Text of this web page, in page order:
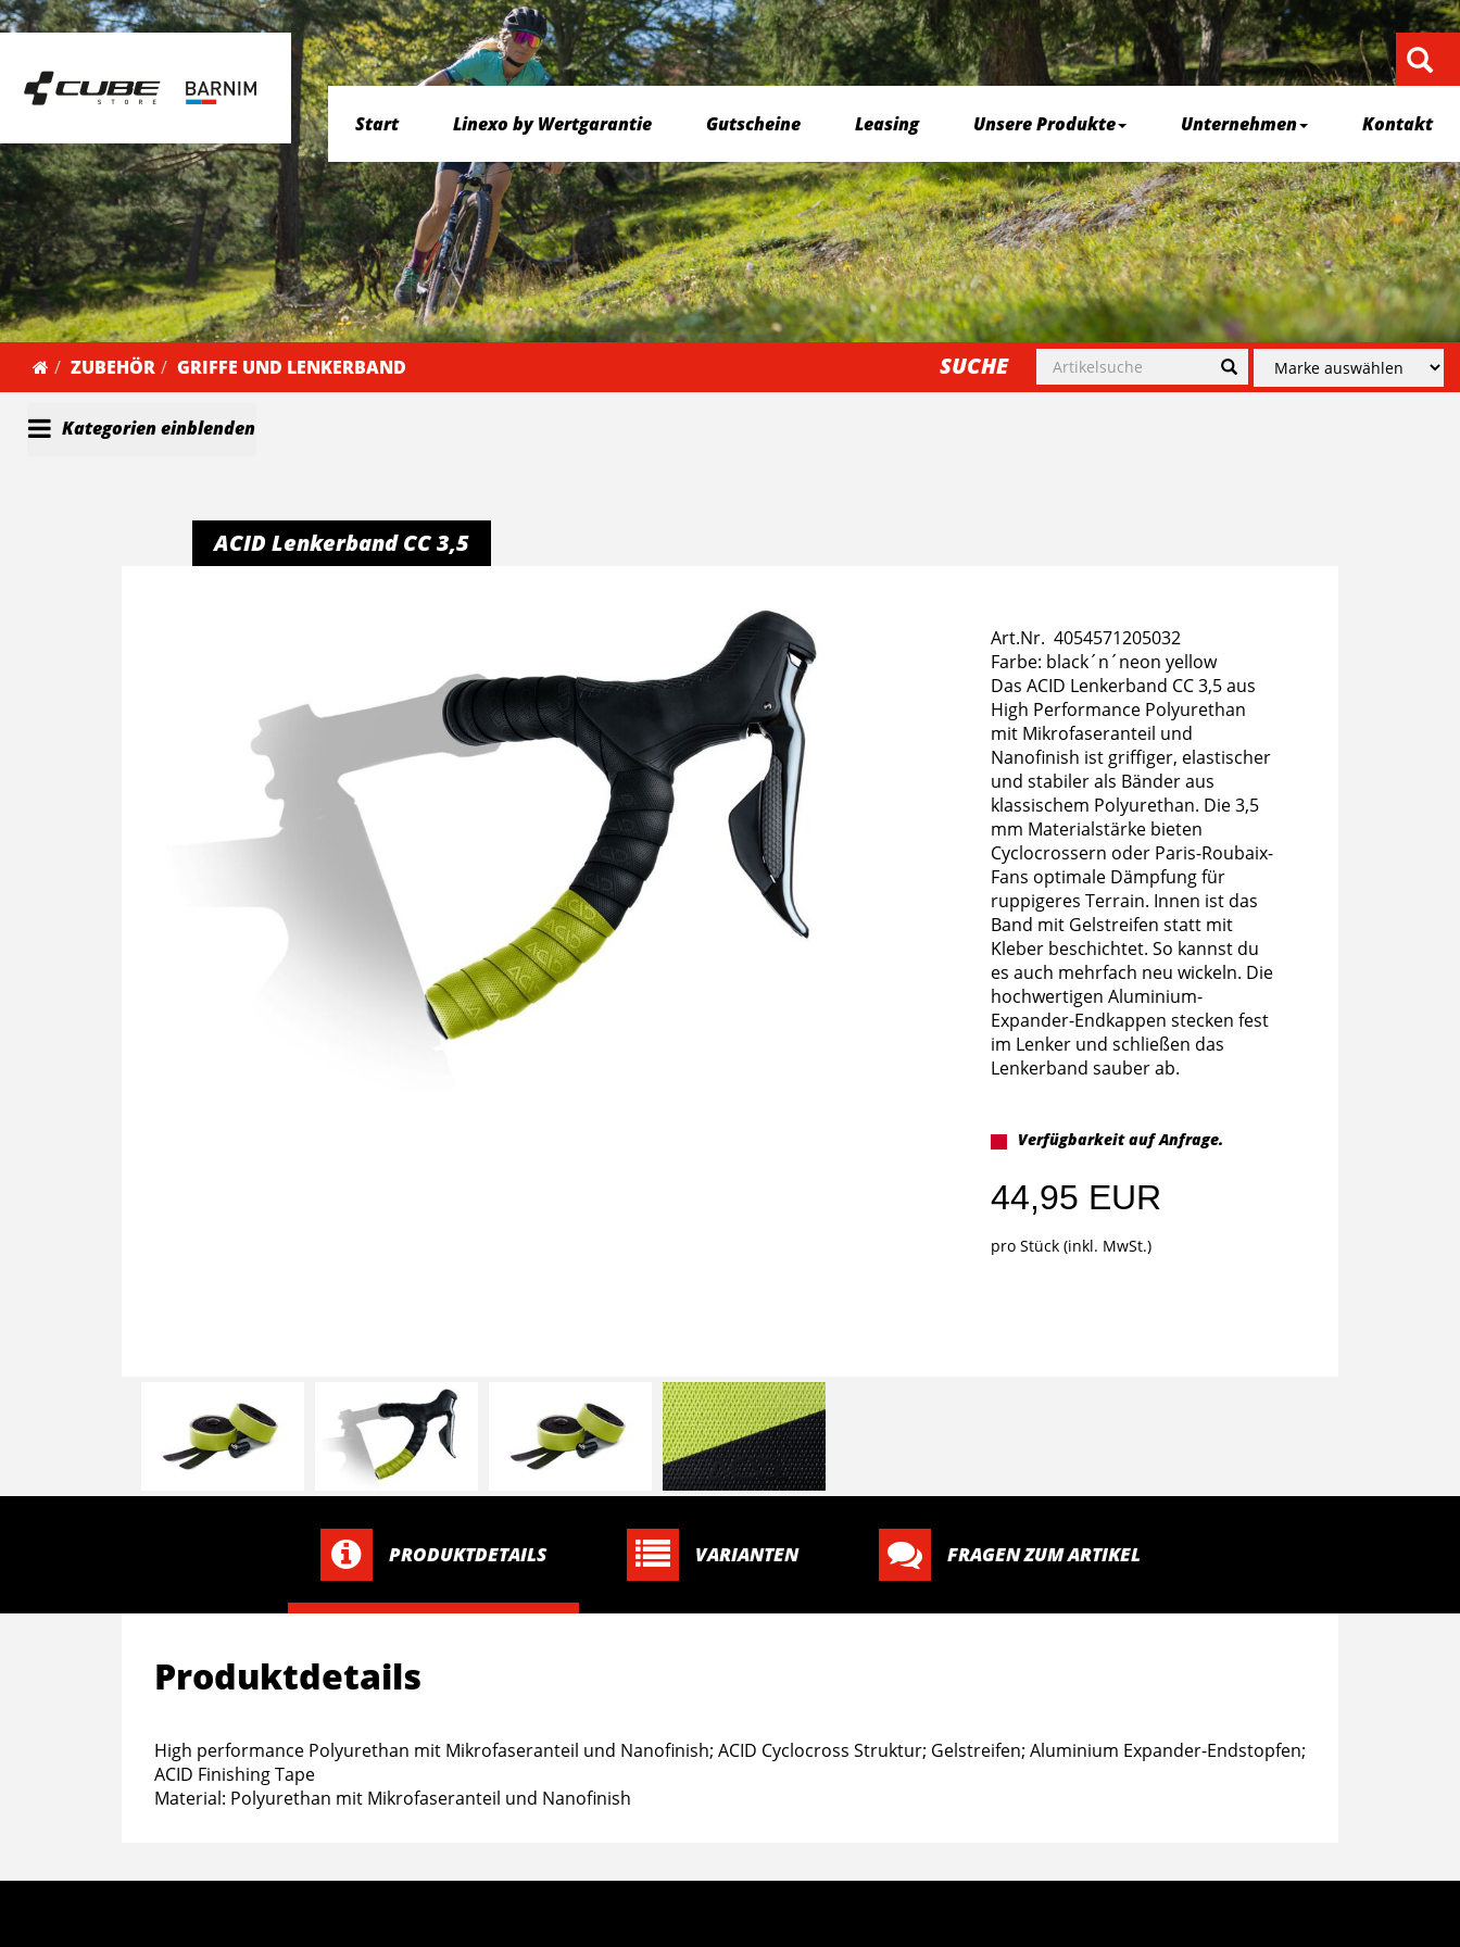
Start Linexo by Wertgarantie Gutscheine Leasing Unsere Produkte Unternehmen Kontakt
ZUBEHÖR GRIFFE UND LENKERBAND SUCHE
Kategorien einblenden
ACID Lenkerband CC 3,5
Art.Nr. 4054571205032
Farbe: black´n´neon yellow
Das ACID Lenkerband CC 3,5 aus
High Performance Polyurethan
mit Mikrofaseranteil und
Nanofinish ist griffiger, elastischer
und stabiler als Bänder aus
klassischem Polyurethan. Die 3,5
mm Materialstärke bieten
Cyclocrossern oder Paris-Roubaix-
Fans optimale Dämpfung für
ruppigeres Terrain. Innen ist das
Band mit Gelstreifen statt mit
Kleber beschichtet. So kannst du
es auch mehrfach neu wickeln. Die
hochwertigen Aluminium-
Expander-Endkappen stecken fest
im Lenker und schließen das
Lenkerband sauber ab.
Verfügbarkeit auf Anfrage.
44,95 EUR
pro Stück (inkl. MwSt.)
PRODUKTDETAILS VARIANTEN FRAGEN ZUM ARTIKEL
Produktdetails
High performance Polyurethan mit Mikrofaseranteil und Nanofinish; ACID Cyclocross Struktur; Gelstreifen; Aluminium Expander-Endstopfen;
ACID Finishing Tape
Material: Polyurethan mit Mikrofaseranteil und Nanofinish